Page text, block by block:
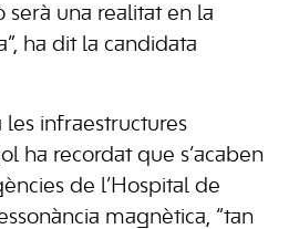
serà una realitat en la
ha dit la candidata
les infraestructures
ha recordat que s’acaben
de l’Hospital de
magnètica, “tan